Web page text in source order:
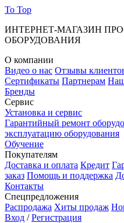
To Top
ИНТЕРНЕТ-МАГАЗИН
ОБОРУДОВАНИЯ
О компании
Видео о нас Отзывы
Сертификаты Партнерам
Бренды
Сервис
Установка и сервис
Гарантийный ремонт
эксплуатацию оборудования
Обучение
Покупателям
Доставка и оплата Кредит
заказ Помощь и поддержка
Контакты
Спецпредложения
Распродажа Хиты продаж
Вход /Регистрация